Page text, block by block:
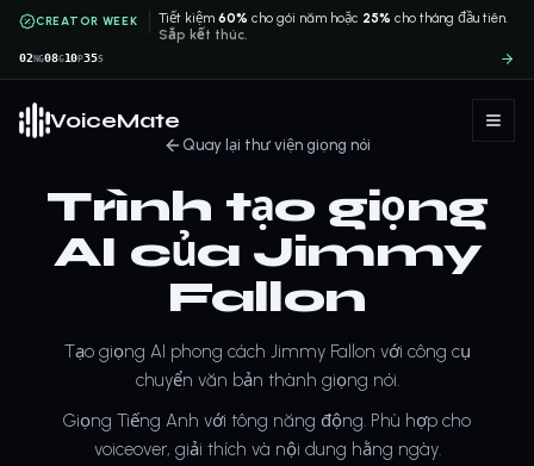
CREATOR WEEK Tiết kiệm60% cho gói năm hoặc 25% cho tháng đầu tiên.
Sắp kết thúc.
02NG08G10P35S
VoiceMate
Quay lại thư viện giọng nói
Trình tạo giọng
AI của Jimmy
Fallon
Tạo giọng AI phong cách Jimmy Fallon với công cụ
chuyển văn bản thành giọng nói.
Giọng Tiếng Anh với tông năng động. Phù hợp cho
voiceover, giải thích và nội dung hằng ngày.